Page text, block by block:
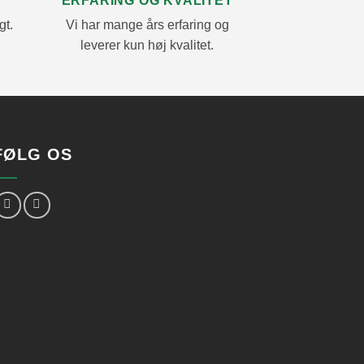
Vi har mange års erfaring og
leverer kun høj kvalitet.
OS